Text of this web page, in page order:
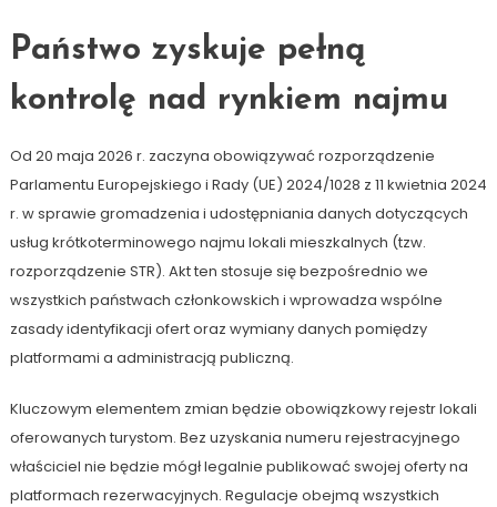
Państwo zyskuje pełną
kontrolę nad rynkiem najmu
Od 20 maja 2026 r. zaczyna obowiązywać rozporządzenie
Parlamentu Europejskiego i Rady (UE) 2024/1028 z 11 kwietnia 2024
r. w sprawie gromadzenia i udostępniania danych dotyczących
usług krótkoterminowego najmu lokali mieszkalnych (tzw.
rozporządzenie STR). Akt ten stosuje się bezpośrednio we
wszystkich państwach członkowskich i wprowadza wspólne
zasady identyfikacji ofert oraz wymiany danych pomiędzy
platformami a administracją publiczną.
Kluczowym elementem zmian będzie obowiązkowy rejestr lokali
oferowanych turystom. Bez uzyskania numeru rejestracyjnego
właściciel nie będzie mógł legalnie publikować swojej oferty na
platformach rezerwacyjnych. Regulacje obejmą wszystkich